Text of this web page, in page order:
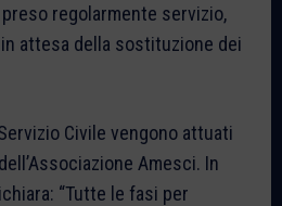
preso regolarmente servizio,
attesa della sostituzione dei
Civile vengono attuati
Amesci. In
“Tutte le fasi per